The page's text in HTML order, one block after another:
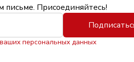
письме. Присоединяйтесь!
персональных данных